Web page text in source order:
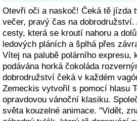
Otevři oči a naskoč! Čeká tě jízda
večer, pravý čas na dobrodružství.
cesty, která se kroutí nahoru a
ledových pláních a šplhá přes
Vítej na palubě polárního expresu,
podávána horká čokoláda
dobrodružství čeká v každém
Zemeckis vytvořil s pomocí hlasu
opravdovou vánoční klasiku.
světa kouzelné animace. "Vidět,